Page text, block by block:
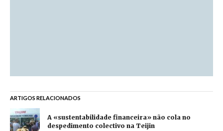
ARTIGOS RELACIONADOS
A «sustentabilidade financeira» não cola no
despedimento colectivo na Teijin